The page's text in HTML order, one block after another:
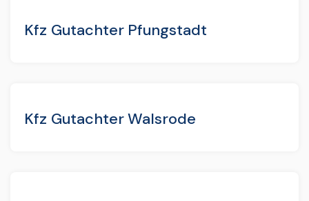
Kfz Gutachter Pfungstadt
Kfz Gutachter Walsrode